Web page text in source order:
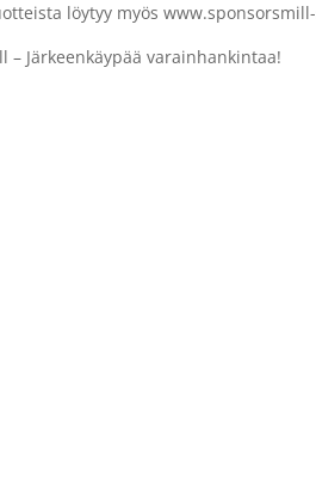
löytyy myös
– Järkeenkäypää varainhankintaa!